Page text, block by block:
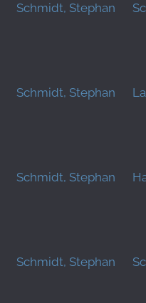
Schmidt, Stephan
Schmidt, Stephan
Schmidt, Stephan
Schmidt, Stephan